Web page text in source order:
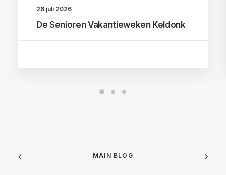
26 juli 2026
De Senioren Vakantieweken Keldonk
MAIN BLOG